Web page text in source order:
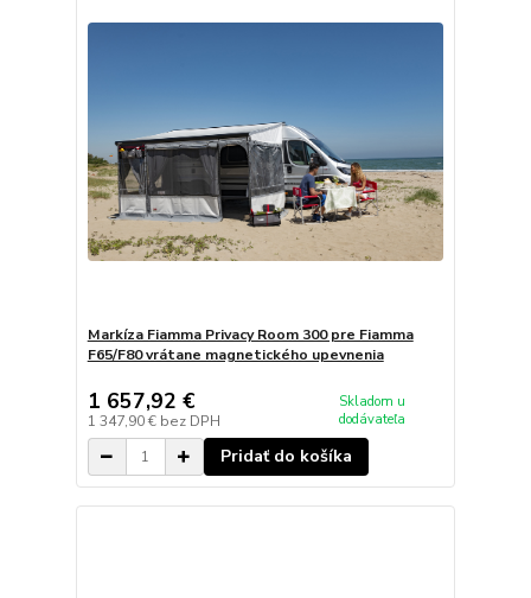
Markíza Fiamma Privacy Room 300 pre Fiamma
F65/F80 vrátane magnetického upevnenia
1 657,92 €
1 347,90 € bez DPH
Skladom u
dodávateľa
Pridať do košíka